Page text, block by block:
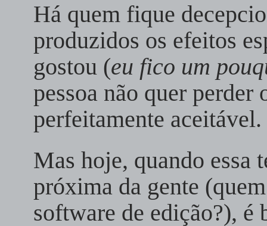
Há quem fique
produzidos os efeitos
gostou (eu fico um
pessoa não quer perder
perfeitamente aceitável.
Mas hoje, quando essa
próxima da gente
software de edição?), é